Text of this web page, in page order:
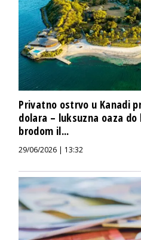
Privatno ostrvo u Kanadi
dolara – luksuzna oaza
brodom il...
29/06/2026 | 13:32